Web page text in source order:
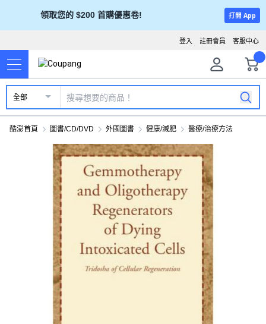
領取您的 $200 首購優惠卷! 打開 App
客服中心
註冊會員
登入
全部
酷澎首頁 圖書/CD/DVD 外國圖書 健康/減肥 醫療/治療方法